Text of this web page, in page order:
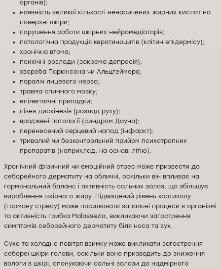
органів);
наявність великої кількості ненасичених жирних кислот на
поверхні шкіри;
порушення роботи шкірних нейромедіаторів;
патологічна продукція кератиноцитів (клітин епідермісу);
хронічна втома;
психічні розлади (зокрема депресія);
хвороба Паркінсона чи Альцгеймера;
параліч лицевого нерва;
травма спинного мозку;
епілептичні припадки;
пізня дискінезія (розлад руху);
вроджені патології (синдром Дауна);
перенесений серцевий напад (інфаркт);
тривалий чи безконтрольний прийом психотропних
препаратів (наприклад, на основі літію).
Хронічний фізичний чи емоційний стрес може призвести до
себорейного дерматиту на обличчі, оскільки він впливає на
гормональний баланс і активність сальних залоз, що збільшує
вироблення шкірного жиру. Підвищений рівень кортизолу
(гормону стресу) може посилювати запальні процеси в організмі
та активність грибка Malassezia, викликаючи загострення
симптомів себорейного дерматиту біля носа та вух.
Сухе та холодне повітря взимку може викликати загострення
себореї шкіри голови, оскільки воно призводить до зниження
вологи в шкірі, спонукаючи сальні залози до надмірного